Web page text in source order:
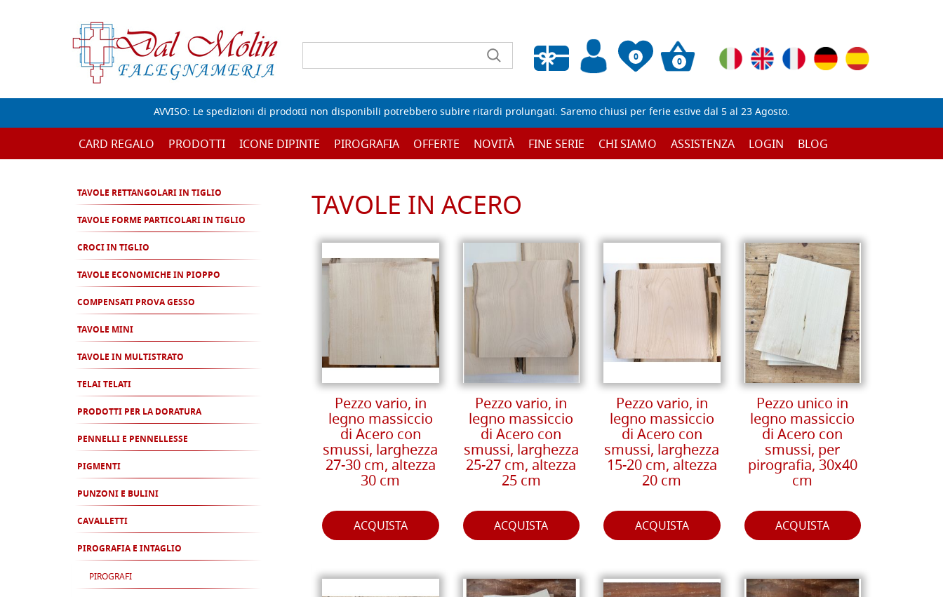
0
Wishlist vuota
0
AVVISO: Le spedizioni di prodotti non disponibili potrebbero subire ritardi prolungati. Saremo chiusi per ferie estive dal 5 al 23 Agosto.
CARD REGALO PRODOTTI ICONE DIPINTE PIROGRAFIA OFFERTE NOVITÀ FINE SERIE CHI SIAMO ASSISTENZA LOGIN BLOG
TAVOLE RETTANGOLARI IN TIGLIO
TAVOLE FORME PARTICOLARI IN TIGLIO
CROCI IN TIGLIO
TAVOLE ECONOMICHE IN PIOPPO
COMPENSATI PROVA GESSO
TAVOLE MINI
TAVOLE IN MULTISTRATO
TELAI TELATI
PRODOTTI PER LA DORATURA
PENNELLI E PENNELLESSE
PIGMENTI
PUNZONI E BULINI
CAVALLETTI
PIROGRAFIA E INTAGLIO
PIROGRAFI
TAVOLE IN ACERO
Pezzo vario, in
legno massiccio
di Acero con
smussi, larghezza
27-30 cm, altezza
30 cm
ACQUISTA
Pezzo vario, in
legno massiccio
di Acero con
smussi, larghezza
25-27 cm, altezza
25 cm
ACQUISTA
Pezzo vario, in
legno massiccio
di Acero con
smussi, larghezza
15-20 cm, altezza
20 cm
ACQUISTA
Pezzo unico in
legno massiccio
di Acero con
smussi, per
pirografia, 30x40
cm
ACQUISTA